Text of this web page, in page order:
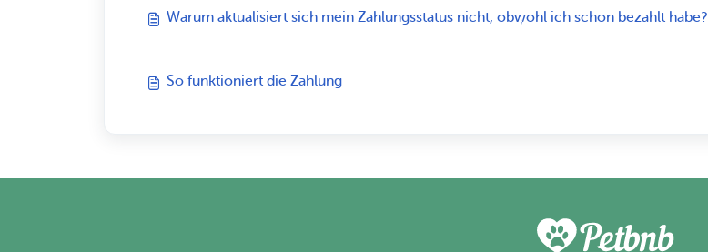
Warum aktualisiert sich mein Zahlungsstatus nicht, obwohl ich schon bezahlt habe?
So funktioniert die Zahlung